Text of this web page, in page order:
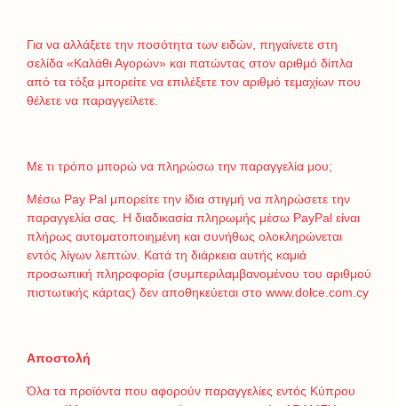
Για να αλλάξετε την ποσότητα των ειδών, πηγαίνετε στη
σελίδα «Καλάθι Αγορών» και πατώντας στον αριθμό δίπλα
από τα τόξα μπορείτε να επιλέξετε τον αριθμό τεμαχίων που
θέλετε να παραγγείλετε.
Mε τι τρόπο μπορώ να πληρώσω την παραγγελία μου;
Μέσω Pay Pal μπορείτε την ίδια στιγμή να πληρώσετε την
παραγγελία σας. Η διαδικασία πληρωμής μέσω PayPal είναι
πλήρως αυτοματοποιημένη και συνήθως ολοκληρώνεται
εντός λίγων λεπτών. Κατά τη διάρκεια αυτής καμιά
προσωπική πληροφορία (συμπεριλαμβανομένου του αριθμού
πιστωτικής κάρτας) δεν αποθηκεύεται στο www.dolce.com.cy
Αποστολή
Όλα τα προϊόντα που αφορούν παραγγελίες εντός Κύπρου